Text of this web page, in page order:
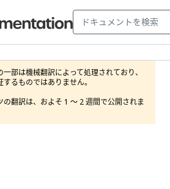
部は機械翻訳によって処理されており、
るものではありません。
の翻訳は、およそ 1 ～ 2 週間で公開されま